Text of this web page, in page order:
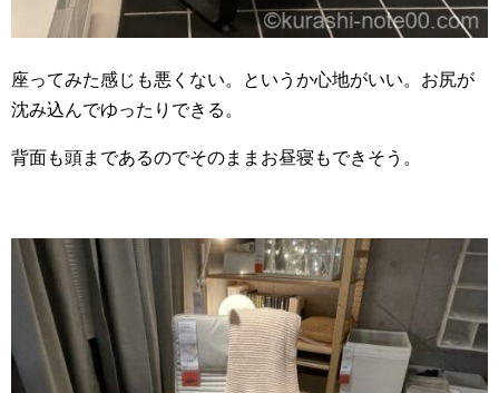
座ってみた感じも悪くない。というか心地がいい。お尻が
沈み込んでゆったりできる。
背面も頭まであるのでそのままお昼寝もできそう。